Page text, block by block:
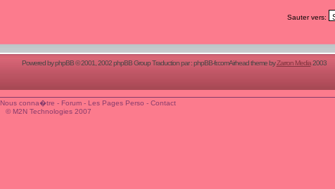
Sauter vers:
Powered byphpBB© 2001, 2002 phpBB Group Traduction par :phpBB-fr.comAirhead theme byZarron Media2003
Nous conna�tre - Forum- Les Pages Perso - Contact
© M2N Technologies 2007